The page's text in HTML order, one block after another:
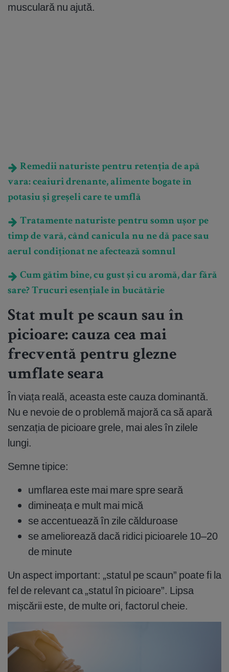
musculară nu ajută.
Remedii naturiste pentru retenția de apă
vara: ceaiuri drenante, alimente bogate în
potasiu și greșeli care te umflă
Tratamente naturiste pentru somn ușor pe
timp de vară, când canicula nu ne dă pace sau
aerul condiționat ne afectează somnul
Cum gătim bine, cu gust și cu aromă, dar fără
sare? Trucuri esențiale în bucătărie
Stat mult pe scaun sau în
picioare: cauza cea mai
frecventă pentru glezne
umflate seara
În viața reală, aceasta este cauza dominantă.
Nu e nevoie de o problemă majoră ca să apară
senzația de picioare grele, mai ales în zilele
lungi.
Semne tipice:
umflarea este mai mare spre seară
dimineața e mult mai mică
se accentuează în zile călduroase
se ameliorează dacă ridici picioarele 10–20
de minute
Un aspect important: „statul pe scaun” poate fi la
fel de relevant ca „statul în picioare”. Lipsa
mișcării este, de multe ori, factorul cheie.